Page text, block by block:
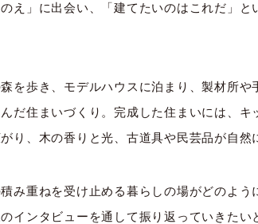
え」に出会い、「建てたいのはこれだ」と
を歩き、モデルハウスに泊まり、製材所や
だ住まいづくり。完成した住まいには、キ
り、木の香りと光、古道具や民芸品が自然
み重ねを受け止める暮らしの場がどのよう
インタビューを通して振り返っていきたい